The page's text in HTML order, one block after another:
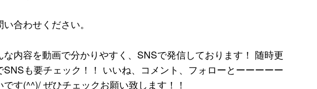
合わせください。
な内容を動画で分かりやすく、SNSで発信しております！ 随時更
SNSも要チェック！！ いいね、コメント、フォローとーーーーー
です(^^)/ ぜひチェックお願い致します！！